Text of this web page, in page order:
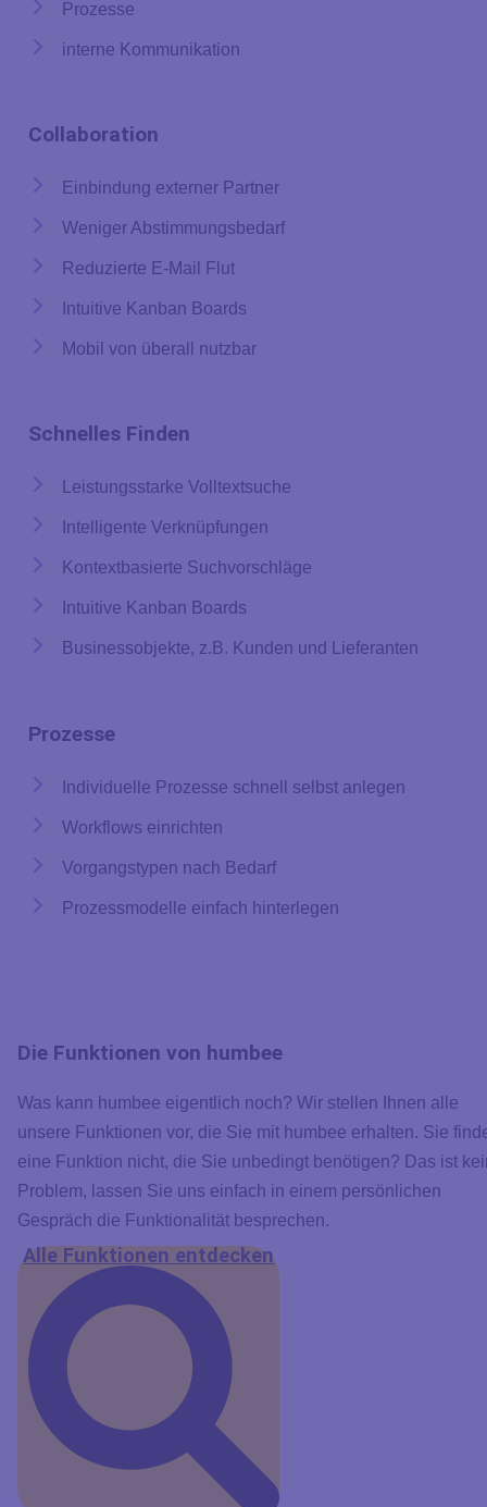
Prozesse
interne Kommunikation
Collaboration
Einbindung externer Partner
Weniger Abstimmungsbedarf
Reduzierte E-Mail Flut
Intuitive Kanban Boards
Mobil von überall nutzbar
Schnelles Finden
Leistungsstarke Volltextsuche
Intelligente Verknüpfungen
Kontextbasierte Suchvorschläge
Intuitive Kanban Boards
Businessobjekte, z.B. Kunden und Lieferanten
Prozesse
Individuelle Prozesse schnell selbst anlegen
Workflows einrichten
Vorgangstypen nach Bedarf
Prozessmodelle einfach hinterlegen
Die Funktionen von humbee
Was kann humbee eigentlich noch? Wir stellen Ihnen alle
unsere Funktionen vor, die Sie mit humbee erhalten. Sie
eine Funktion nicht, die Sie unbedingt benötigen? Das ist
Problem, lassen Sie uns einfach in einem persönlichen
Gespräch die Funktionalität besprechen.
Alle Funktionen entdecken